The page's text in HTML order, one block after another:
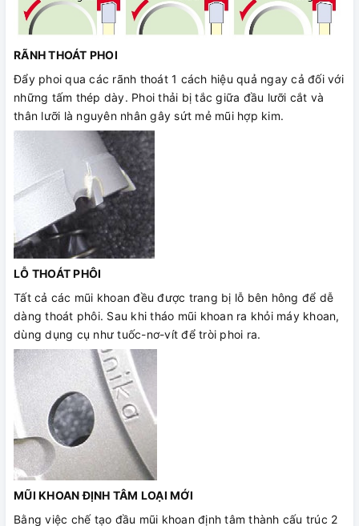
RÃNH THOÁT PHOI
Đẩy phoi qua các rãnh thoát 1 cách hiệu quả ngay cả đối với
những tấm thép dày. Phoi thải bị tắc giữa đầu lưỡi cắt và
thân lưỡi là nguyên nhân gây sứt mẻ mũi hợp kim.
LỖ THOÁT PHÔI
Tất cả các mũi khoan đều được trang bị lỗ bên hông để dễ
dàng thoát phôi. Sau khi tháo mũi khoan ra khỏi máy khoan,
dùng dụng cụ như tuốc-nơ-vít để tròi phoi ra.
MŨI KHOAN ĐỊNH TÂM LOẠI MỚI
Bằng việc chế tạo đầu mũi khoan định tâm thành cấu trúc 2